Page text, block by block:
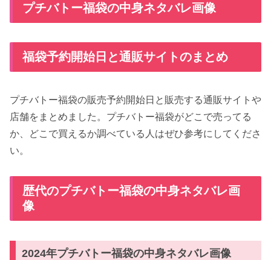
プチバトー福袋の中身ネタバレ画像
福袋予約開始日と通販サイトのまとめ
プチバトー福袋の販売予約開始日と販売する通販サイトや
店舗をまとめました。プチバトー福袋がどこで売ってる
か、どこで買えるか調べている人はぜひ参考にしてくださ
い。
歴代のプチバトー福袋の中身ネタバレ画
像
2024年プチバトー福袋の中身ネタバレ画像